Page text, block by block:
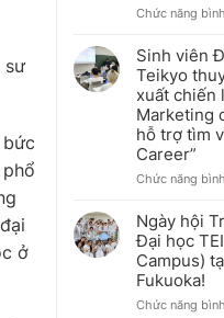
sư
ở
Chức năng
Sinh viên
Teikyo
xuất chiến
Marketing
hỗ trợ tìm
Career”
Chức năng
Ngày hội
Đại học
Campus)
Fukuoka!
Chức năng